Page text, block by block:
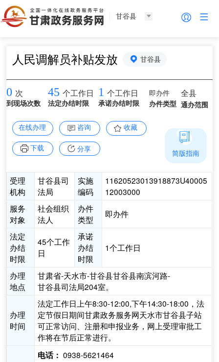
甘谷县
人民调解员补贴发放 甘谷县
0 次
到现场次数
45 个工作日
法定办结时限
1 个工作日
承诺办结时限
即办件
办件类型
全县
通办范围
在线办理 咨询 收藏
下载 分享
受理
机构
甘谷县司
法局
实施
编码
11620523013918873U40005
12003000
服务
对象
社会组织
法人
办件
类型
即办件
法定
办结
时限
45个工作
日
承诺
办结
时限
1个工作日
办理
地点
甘肃省-天水市-甘谷县甘谷县南滨河路-
甘谷县司法局204室。
办理
时间
法定工作日上午8:30-12:00,下午14:30-18:00，法
定节假日期间甘肃政务服务网天水市甘谷县子站
可正常访问、注册和申报业务，网上受理审批工
作将在节后正常进行。
电话： 0938-5621464
简版指南